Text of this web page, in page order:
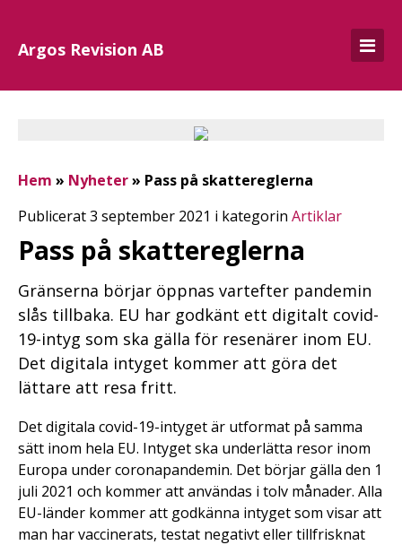
Argos Revision AB
Hem » Nyheter» Pass på skattereglerna
Publicerat 3 september 2021 i kategorin Artiklar
Pass på skattereglerna
Gränserna börjar öppnas vartefter pandemin
slås tillbaka. EU har godkänt ett digitalt covid-
19-intyg som ska gälla för resenärer inom EU.
Det digitala intyget kommer att göra det
lättare att resa fritt.
Det digitala covid-19-intyget är utformat på samma
sätt inom hela EU. Intyget ska underlätta resor inom
Europa under coronapandemin. Det börjar gälla den 1
juli 2021 och kommer att användas i tolv månader. Alla
EU-länder kommer att godkänna intyget som visar att
man har vaccinerats, testat negativt eller tillfrisknat